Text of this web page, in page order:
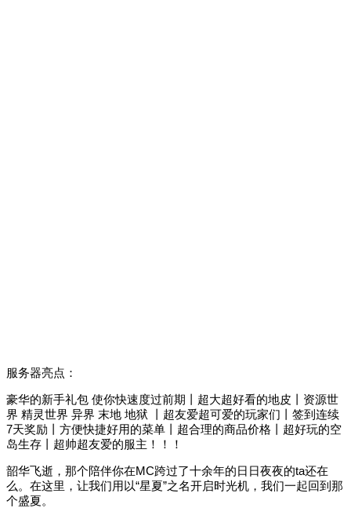
服务器亮点：
豪华的新手礼包 使你快速度过前期丨超大超好看的地皮丨资源世
界 精灵世界 异界 末地 地狱 丨超友爱超可爱的玩家们丨签到连续
7天奖励丨方便快捷好用的菜单丨超合理的商品价格丨超好玩的空
岛生存丨超帅超友爱的服主！！！
韶华飞逝，那个陪伴你在MC跨过了十余年的日日夜夜的ta还在
么。在这里，让我们用以“星夏”之名开启时光机，我们一起回到那
个盛夏。